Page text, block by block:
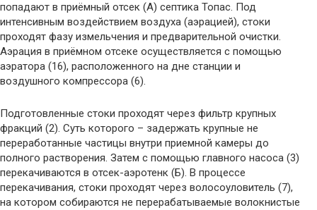
попадают в приёмный отсек (А) септика Топас. Под
интенсивным воздействием воздуха (аэрацией), стоки
проходят фазу измельчения и предварительной очистки.
Аэрация в приёмном отсеке осуществляется с помощью
аэратора (16), расположенного на дне станции и
воздушного компрессора (6).
Подготовленные стоки проходят через фильтр крупных
фракций (2). Суть которого – задержать крупные не
переработанные частицы внутри приемной камеры до
полного растворения. Затем с помощью главного насоса (3)
перекачиваются в отсек-аэротенк (Б). В процессе
перекачивания, стоки проходят через волосоуловитель (7),
на котором собираются не перерабатываемые волокнистые